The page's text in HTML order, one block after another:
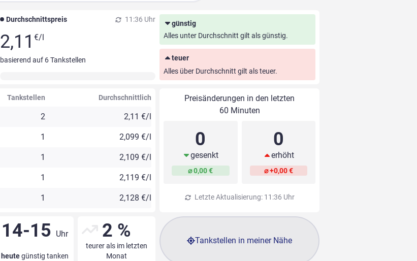
Durchschnittspreis 11:36 Uhr
2,11 €/l
basierend auf 6Tankstellen
günstig
Alles unter Durchschnitt gilt als günstig.
teuer
Alles über Durchschnitt gilt als teuer.
Tankstellen Durchschnittlich
2 2,11 €/l
1 2,099 €/l
1 2,109 €/l
1 2,119 €/l
1 2,128 €/l
Preisänderungen in den letzten
60 Minuten
0
gesenkt
⌀ 0,00 €
0
erhöht
⌀ +0,00 €
Letzte Aktualisierung: 11:36 Uhr
14-15 Uhr
heutegünstig tanken
2 %
teurer als im letzten
Monat
Tankstellen in meiner Nähe